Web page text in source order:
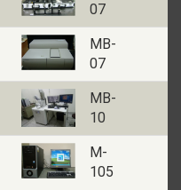
07
MB-
07
MB-
10
M-
105